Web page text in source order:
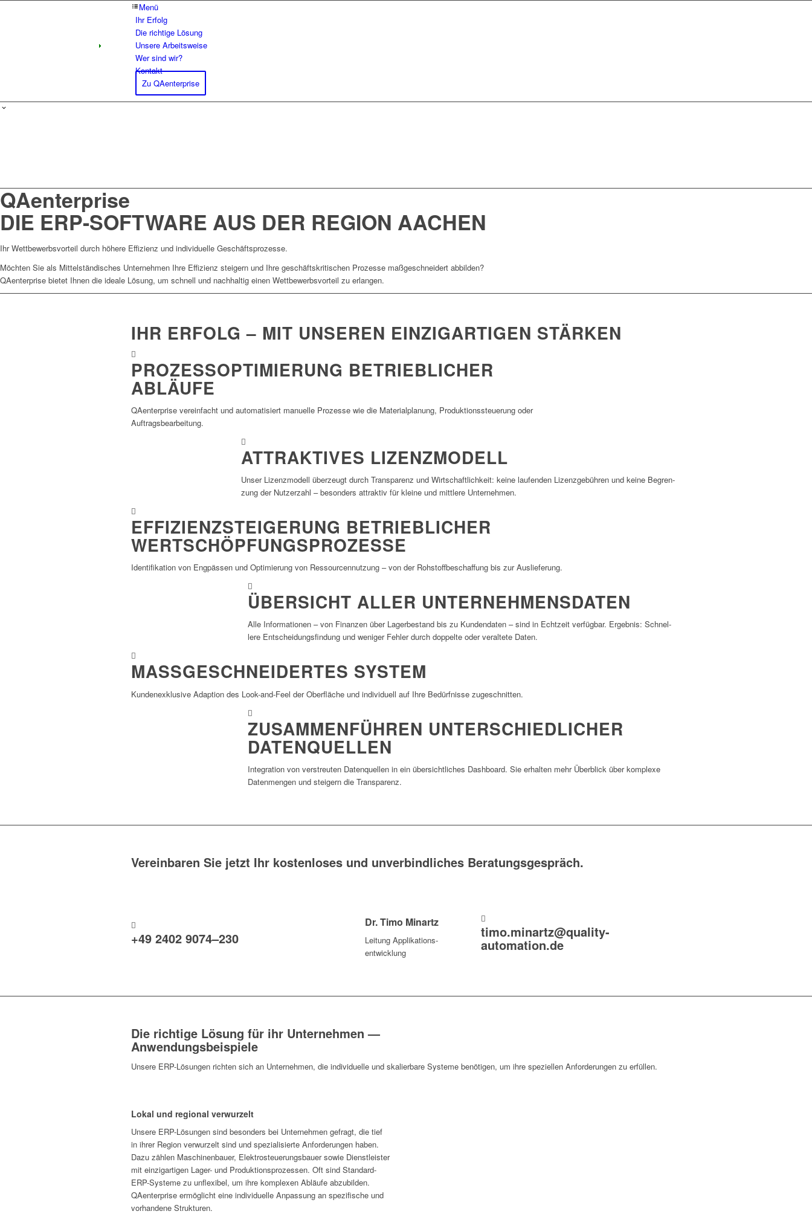
Menü
Ihr Erfolg
Die rich­tige Lösung
Unsere Arbeits­weise
Wer sind wir?
Kontakt
Zu QAen­ter­prise
QAenterprise
DIE ERP-SOFTWARE AUS DER REGION ­AACHEN
Ihr Wettbewerbsvorteil durch höhere Effizienz und individuelle Geschäftsprozesse.
Möchten Sie als Mittelständisches Unternehmen Ihre Effizienz steigern und Ihre geschäftskritischen Prozesse maßgeschneidert abbilden?
QAenterprise bietet Ihnen die ideale Lösung, um schnell und nachhaltig einen Wettbewerbsvorteil zu erlangen.
IHR ERFOLG – MIT UNSEREN EINZIGARTIGEN STÄRKEN
PROZESSOPTIMIERUNG BETRIEBLICHER
ABLÄUFE
QAen­ter­prise verein­facht und auto­ma­ti­siert manu­elle Prozesse wie die Mate­ri­al­pla­nung, Produk­ti­ons­steue­rung oder
Auftragsbearbeitung.
ATTRAKTIVES LIZENZMODELL
Unser Lizenz­mo­dell über­zeugt durch Trans­pa­renz und Wirt­schaft­lich­keit: keine laufenden Lizenz­ge­bühren und keine Begren­
zung der Nutzer­zahl – beson­ders attraktiv für kleine und mitt­lere Unternehmen.
EFFIZIENZSTEIGERUNG BETRIEBLICHER
WERTSCHÖPFUNGSPROZESSE
Iden­ti­fi­ka­tion von Engpässen und Opti­mie­rung von Ressour­cen­nut­zung – von der Rohstoff­be­schaf­fung bis zur Auslieferung.
ÜBERSICHT ALLER UNTERNEHMENSDATEN
Alle Infor­ma­tionen – von Finanzen über Lager­be­stand bis zu Kunden­daten – sind in Echt­zeit verfügbar. Ergebnis: Schnel­
lere Entschei­dungs­fin­dung und weniger Fehler durch doppelte oder veral­tete Daten.
MASSGESCHNEIDERTES SYSTEM
Kunden­ex­klu­sive Adap­tion des Look-and-Feel der Ober­fläche und indi­vi­duell auf Ihre Bedürf­nisse zugeschnitten.
ZUSAMMENFÜHREN UNTERSCHIEDLICHER
DATENQUELLEN
Inte­gra­tion von verstreuten Daten­quellen in ein über­sicht­li­ches Dash­board. Sie erhalten mehr Über­blick über komplexe
Daten­mengen und stei­gern die Transparenz.
Vereinbaren Sie jetzt Ihr kostenloses und unverbindliches Beratungsgespräch.
+49 2402 9074–230
Dr. Timo Minartz
Leitung Appli­ka­ti­ons­
ent­wick­lung
timo.minartz@quality-
automation.de
Die richtige Lösung für ihr Unternehmen —
Anwendungsbeispiele
Unsere ERP-Lösungen richten sich an Unter­nehmen, die indi­vi­du­elle und skalier­bare Systeme benö­tigen, um ihre spezi­ellen Anfor­de­rungen zu erfüllen.
Lokal und regional verwurzelt
Unsere ERP-Lösungen sind beson­ders bei Unter­nehmen gefragt, die tief
in ihrer Region verwur­zelt sind und spezia­li­sierte Anfor­de­rungen haben.
Dazu zählen Maschi­nen­bauer, Elek­tro­steue­rungs­bauer sowie Dienst­leister
mit einzig­ar­tigen Lager- und Produk­ti­ons­pro­zessen. Oft sind Stan­dard-
ERP-Systeme zu unfle­xibel, um ihre komplexen Abläufe abzu­bilden.
QAen­ter­prise ermög­licht eine indi­vi­du­elle Anpas­sung an spezi­fi­sche und
vorhan­dene Strukturen.